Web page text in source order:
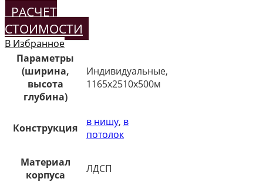
РАСЧЕТ
СТОИМОСТИ
В Избранное
Параметры
(ширина,
высота
глубина)
Индивидуальные,
1165х2510х500м
Конструкция в нишу, в
потолок
Материал
корпуса
ЛДСП